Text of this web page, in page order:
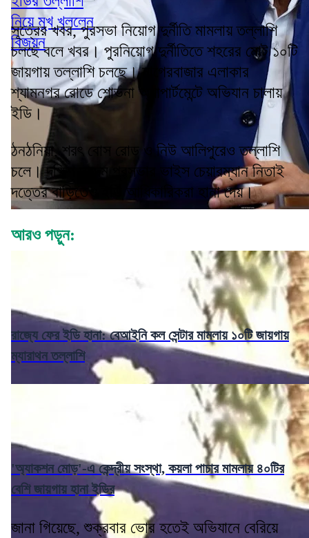
সূত্রের খবর, পুরসভা নিয়োগ দুর্নীতি মামলায় তল্লাশি
চলছে বলে খবর। পুরনিয়োগ দুর্নীতিতে শহরের মোট ১০টি
জায়গায় তল্লাশি চলছে। নাগেরবাজার এলাকার
শ্যামনগর রোডে শোভনা অ্যাপার্টমেন্টে অভিযান চালায়
ইডি।
ঠনঠনিয়া, শরৎ বোস রোড ও নিউ আলিপুরেও তল্লাশি
চলে। দক্ষিণ দমদম পুরসভার ভাইস চেয়ারম্যান নিতাই
দত্তের বাড়িতেও ইডি আধিকারিকরা হানা দেয়।
আরও পড়ুন:
রাজ্যে ফের ইডি হানা: বেআইনি কল সেন্টার মামলায় ১০টি জায়গায়
ম্যারাথন তল্লাশি
'অ্যাকশন মোড়'-এ কেন্দ্রীয় সংস্থা, কয়লা পাচার মামলায় ৪০টির
বেশি জায়গায় হানা ইডির
জানা গিয়েছে, শুক্রবার ভোর হতেই অভিযানে বেরিয়ে